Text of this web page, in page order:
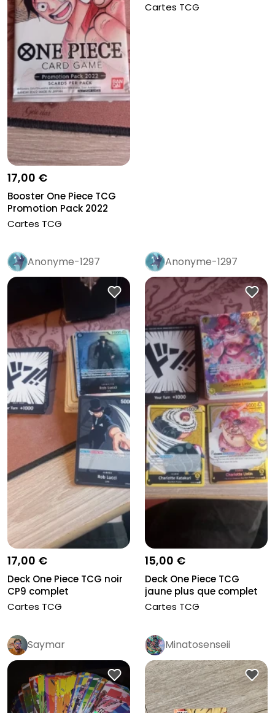
17,00 €
Booster One Piece TCG
Promotion Pack 2022
Cartes TCG
Cartes TCG
Anonyme-1297
17,00 €
Deck One Piece TCG noir
CP9 complet
Cartes TCG
Anonyme-1297
15,00 €
Deck One Piece TCG
jaune plus que complet
Cartes TCG
Saymar Minatosenseii